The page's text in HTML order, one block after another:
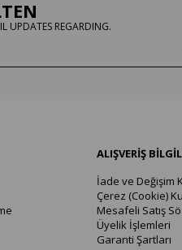
UPDATES REGARDING.
ALIŞVERİŞ
İade ve Değişim
Çerez (Cookie)
Mesafeli Satış
Üyelik İşlemleri
Garanti Şartları